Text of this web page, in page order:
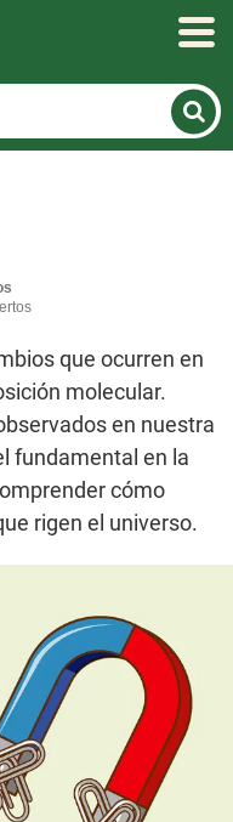
que ocurren en
molecular.
en nuestra
fundamental en la
cómo
rigen el universo.